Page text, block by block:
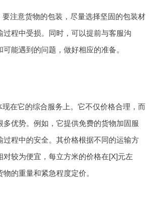
注意货物的包装，尽量选择坚固的包装材
过程中受损。同时，可以提前与客服沟
能遇到的问题，做好相应的准备。
在它的综合服务上。它不仅价格合理，而
多优势。例如，它提供免费的货物加固服
过程中的安全。其价格根据不同的运输方
对较为便宜，每立方米的价格在[X]元左
的重量和紧急程度定价。